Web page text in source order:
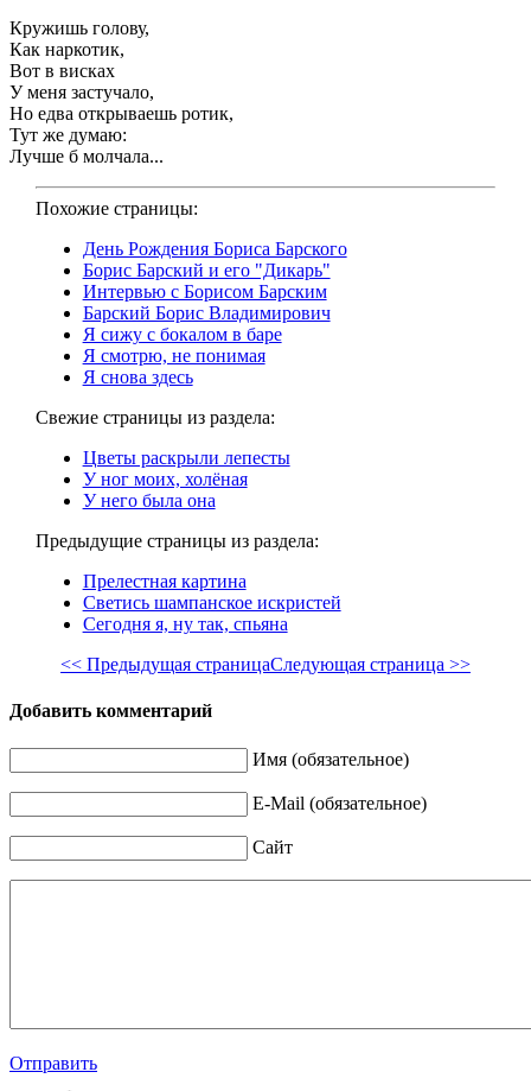
Кружишь голову,
Как наркотик,
Вот в висках
У меня застучало,
Но едва открываешь ротик,
Тут же думаю:
Лучше б молчала...
Похожие страницы:
День Рождения Бориса Барского
Борис Барский и его "Дикарь"
Интервью с Борисом Барским
Барский Борис Владимирович
Я сижу с бокалом в баре
Я смотрю, не понимая
Я снова здесь
Свежие страницы из раздела:
Цветы раскрыли лепесты
У ног моих, холёная
У него была она
Предыдущие страницы из раздела:
Прелестная картина
Светись шампанское искристей
Сегодня я, ну так, спьяна
<< Предыдущая страницаСледующая страница >>
Добавить комментарий
Имя (обязательное)
E-Mail (обязательное)
Сайт
Отправить